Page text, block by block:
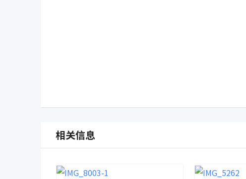
相关信息